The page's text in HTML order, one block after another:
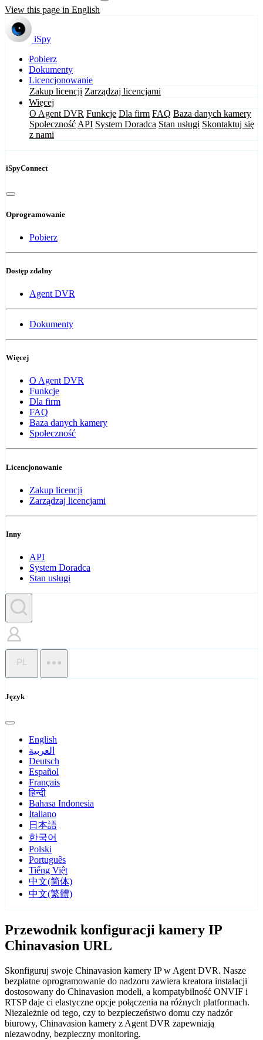
View this page in English
iSpy
Pobierz
Dokumenty
Licencjonowanie
Zakup licencji Zarządzaj licencjami
Więcej
O Agent DVR Funkcje Dla firm FAQ Baza danych kamery
Społeczność API System Doradca Stan usługi Skontaktuj się
z nami
iSpyConnect
Oprogramowanie
Pobierz
Dostęp zdalny
Agent DVR
Dokumenty
Więcej
O Agent DVR
Funkcje
Dla firm
FAQ
Baza danych kamery
Społeczność
Licencjonowanie
Zakup licencji
Zarządzaj licencjami
Inny
API
System Doradca
Stan usługi
PL
Język
English
العربية
Deutsch
Español
Français
हिन्दी
Bahasa Indonesia
Italiano
日本語
한국어
Polski
Português
Tiếng Việt
中文(简体)
中文(繁體)
Przewodnik konfiguracji kamery IP
Chinavasion URL
Skonfiguruj swoje Chinavasion kamery IP w Agent DVR. Nasze
bezpłatne oprogramowanie do nadzoru zawiera kreatora instalacji
dostosowany do Chinavasion modeli, a kompatybilność ONVIF i
RTSP daje ci elastyczne opcje połączenia na różnych platformach.
Niezależnie od tego, czy to bezpieczeństwo domu czy nadzór
biurowy, Chinavasion kamery z Agent DVR zapewniają
niezawodny, bezpieczny monitoring.